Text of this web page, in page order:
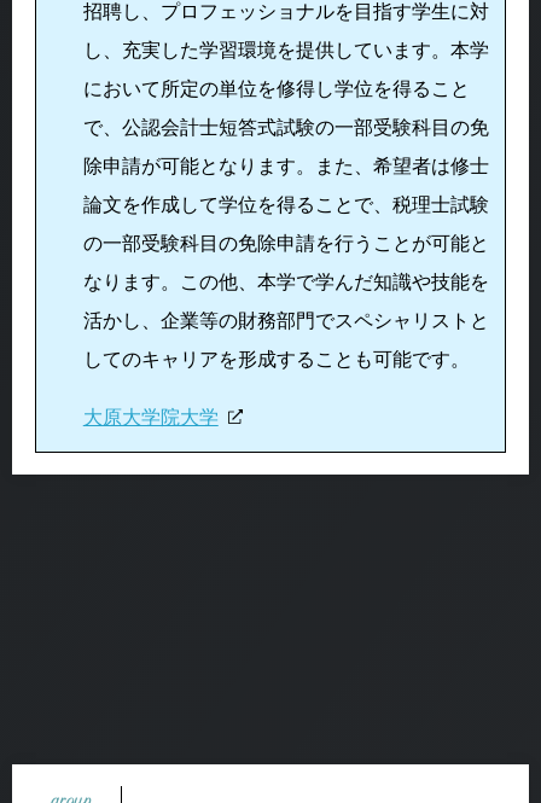
招聘し、プロフェッショナルを目指す学生に対
し、充実した学習環境を提供しています。本学
において所定の単位を修得し学位を得ること
で、公認会計士短答式試験の一部受験科目の免
除申請が可能となります。また、希望者は修士
論文を作成して学位を得ることで、税理士試験
の一部受験科目の免除申請を行うことが可能と
なります。この他、本学で学んだ知識や技能を
活かし、企業等の財務部門でスペシャリストと
してのキャリアを形成することも可能です。
大原大学院大学